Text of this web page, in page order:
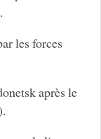
les forces
après le